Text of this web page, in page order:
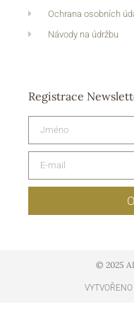
Ochrana osobních
Návody na údržbu
Registrace
© 2025